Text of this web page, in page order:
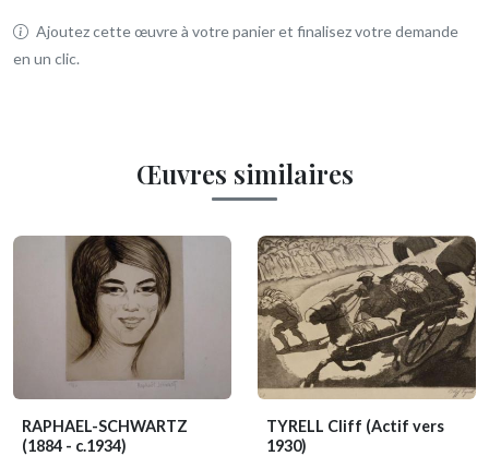
Ajoutez cette œuvre à votre panier et finalisez votre demande
en un clic.
Œuvres similaires
RAPHAEL-SCHWARTZ
(1884 - c.1934)
TYRELL Cliff (Actif vers
1930)